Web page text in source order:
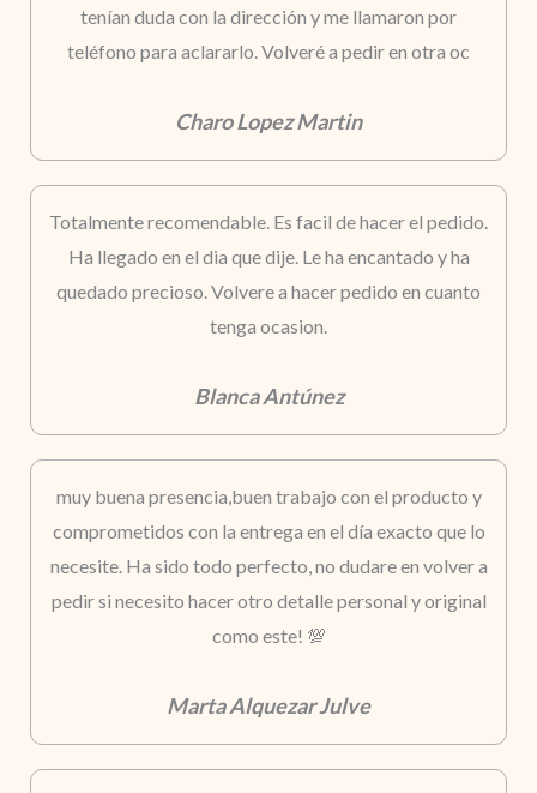
tenían duda con la dirección y me llamaron por
teléfono para aclararlo. Volveré a pedir en otra oc
Charo Lopez Martin
Totalmente recomendable. Es facil de hacer el pedido.
Ha llegado en el dia que dije. Le ha encantado y ha
quedado precioso. Volvere a hacer pedido en cuanto
tenga ocasion.
Blanca Antúnez
muy buena presencia,buen trabajo con el producto y
comprometidos con la entrega en el día exacto que lo
necesite. Ha sido todo perfecto, no dudare en volver a
pedir si necesito hacer otro detalle personal y original
como este! 💯
Marta Alquezar Julve